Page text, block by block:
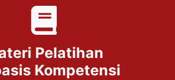
Pelatihan
Kompetensi